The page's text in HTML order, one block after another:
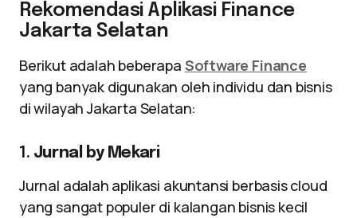
Rekomendasi Aplikasi Finance
Jakarta Selatan
Berikut adalah beberapa Software Finance
yang banyak digunakan oleh individu dan bisnis
di wilayah Jakarta Selatan:
1. Jurnal by Mekari
Jurnal adalah aplikasi akuntansi berbasis cloud
yang sangat populer di kalangan bisnis kecil